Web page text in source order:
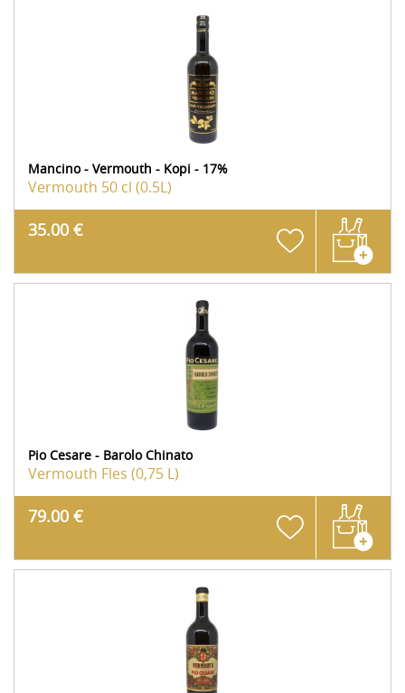
Mancino - Vermouth - Kopi - 17%
Vermouth 50 cl (0.5L)
35.00 €
Pio Cesare - Barolo Chinato
Vermouth Fles (0,75 L)
79.00 €